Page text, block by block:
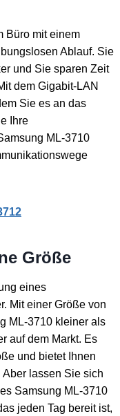
Büro mit einem
Ablauf. Sie
und Sie sparen Zeit
dem Gigabit-LAN
Sie es an das
Ihre
ML-3710
Größe
eines
Mit einer Größe von
ML-3710 kleiner als
auf dem Markt. Es
und bietet Ihnen
lassen Sie sich
Samsung ML-3710
jeden Tag bereit ist,